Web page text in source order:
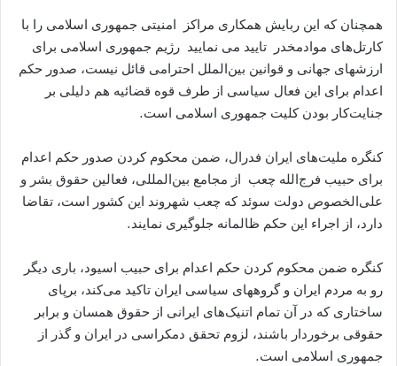
همچنان که این ربایش همکاری مراکز امنیتی جمهوری اسلامی را با
کارتل‌های موادمخدر تایید می نمایید رژیم جمهوری اسلامی برای
ارزشهای جهانی و قوانین بین‌الملل احترامی قائل نیست، صدور حکم
اعدام برای این فعال سیاسی از طرف قوه قضائیه هم دلیلی بر
جنایت‌کار بودن کلیت جمهوری اسلامی است.
کنگره ملیت‌های ایران فدرال، ضمن محکوم کردن صدور حکم اعدام
برای حبیب فرج‌الله چعب از مجامع بین‌المللی، فعالین حقوق بشر و
علی‌الخصوص دولت سوئد که چعب شهروند این کشور است، تقاضا
دارد، از اجراء این حکم ظالمانه جلوگیری نمایند.
کنگره ضمن محکوم کردن حکم اعدام برای حبیب اسیود، باری دیگر
رو به مردم ایران و گروههای سیاسی ایران تاکید می‌کند، برپای
ساختاری که در آن تمام اتنیک‌های ایرانی از حقوق همسان و برابر
حقوقی برخوردار باشند، لزوم تحقق دمکراسی در ایران و گذر از
جمهوری اسلامی است.